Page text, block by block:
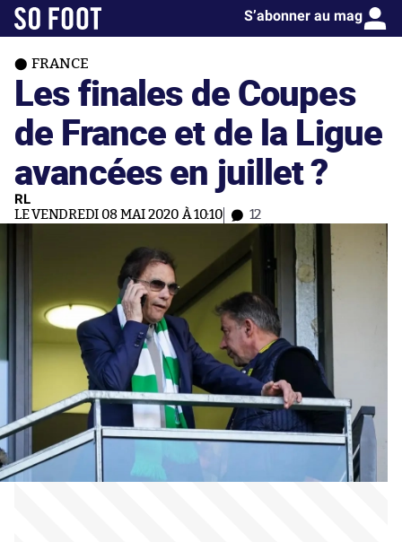
S’abonner au mag
FRANCE
Les finales de Coupes
de France et de la Ligue
avancées en juillet ?
RL
LE VENDREDI 08 MAI 2020 À 10:10 12